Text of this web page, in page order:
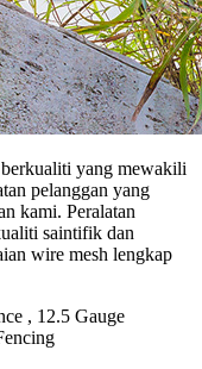
yang mewakili
pelanggan yang
kami. Peralatan
saintifik dan
wire mesh lengkap